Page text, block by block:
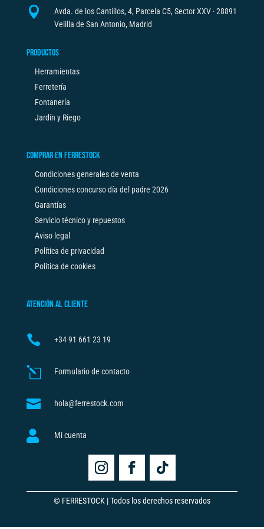

Avda. de los Cantillos, 4, Parcela C5, Sector XXV · 28891
Velilla de San Antonio, Madrid
PRODUCTOS
Herramientas
Ferretería
Fontanería
Jardín y Riego
COMPRAR EN FERRESTOCK
Condiciones generales de venta
Condiciones concurso día del padre 2026
Garantías
Servicio técnico y repuestos
Aviso legal
Política de privacidad
Política de cookies
ATENCIÓN AL CLIENTE
 +3491 661 23 19
l Formulario de contacto
 hola@ferrestock.com
 Mi cuenta
© FERRESTOCK | Todos los derechos reservados